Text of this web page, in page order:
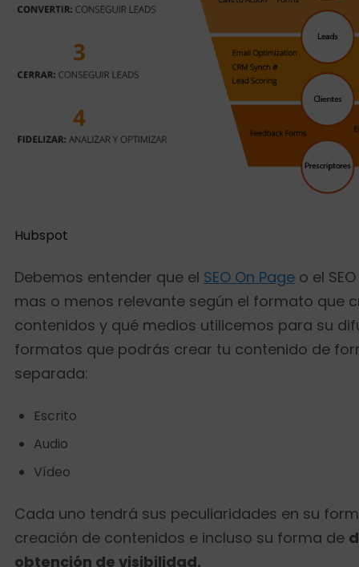
Hubspot
Debemos entender que el SEO On Pageo el
mas o menos relevante según el formato que
contenidos y qué medios utilicemos para su
formatos que podrás crear tu contenido de
separada:
Escrito
Audio
Vídeo
Cada uno tendrá sus peculiaridades en su
creación de contenidos e incluso su forma de
obtención de visibilidad.